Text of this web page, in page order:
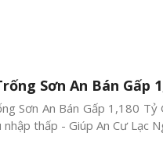
Sơn An Bán Gấp
Sơn An Bán Gấp 1,180
thấp - Giúp An Cư Lạc